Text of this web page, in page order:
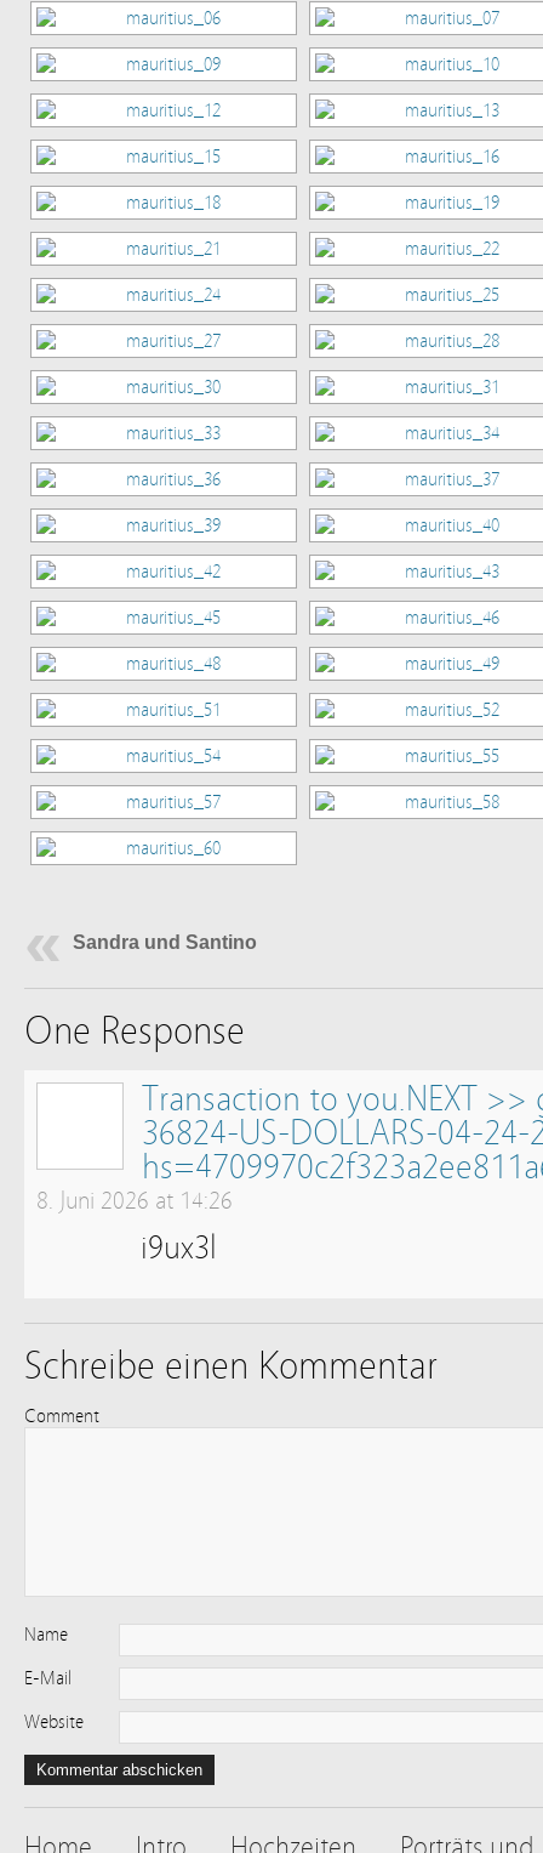
Sandra und Santino
One Response
Transaction to you.NEXT
36824-US-DOLLARS-04-24-
8. Juni 2026 at 14:26
i9ux3l
Schreibe einen Kommentar
Comment
Name
E-Mail
Website